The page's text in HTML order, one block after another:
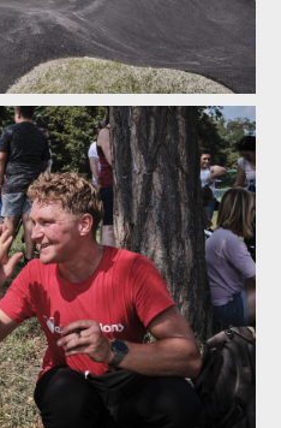
Velosolutions v ČR
Velosolutions v ČR
Velosolutions v ČR